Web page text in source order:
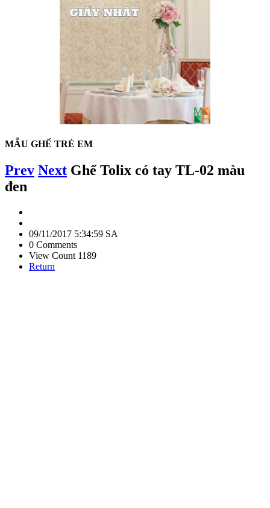
MẪU GHẾ TRẺ EM
Prev Next Ghế Tolix có tay TL-02 màu
đen
09/11/2017 5:34:59 SA
0 Comments
View Count 1189
Return